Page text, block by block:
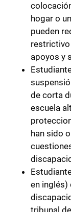
hogar o
pueden
apoyos y
de corta
escuela
han sido
en inglés)
tribunal